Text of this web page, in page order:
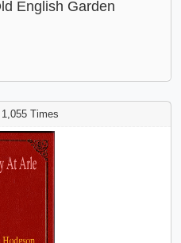
English Garden
Times